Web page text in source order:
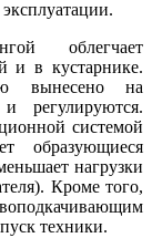
облегчает
и в кустарнике.
вынесено на
регулируются.
системой
образующиеся
нагрузки
Кроме того,
техники.